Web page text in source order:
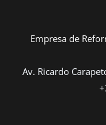
Empresa de
Av. Ricardo